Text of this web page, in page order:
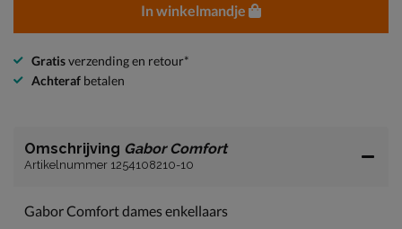
In winkelmandje
Gratisverzending en retour*
Achteraf betalen
Omschrijving Gabor Comfort
Artikelnummer 1254108210-10
Gabor Comfort dames enkellaars